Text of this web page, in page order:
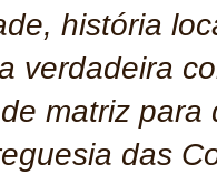
história
verdadeira
matriz
das